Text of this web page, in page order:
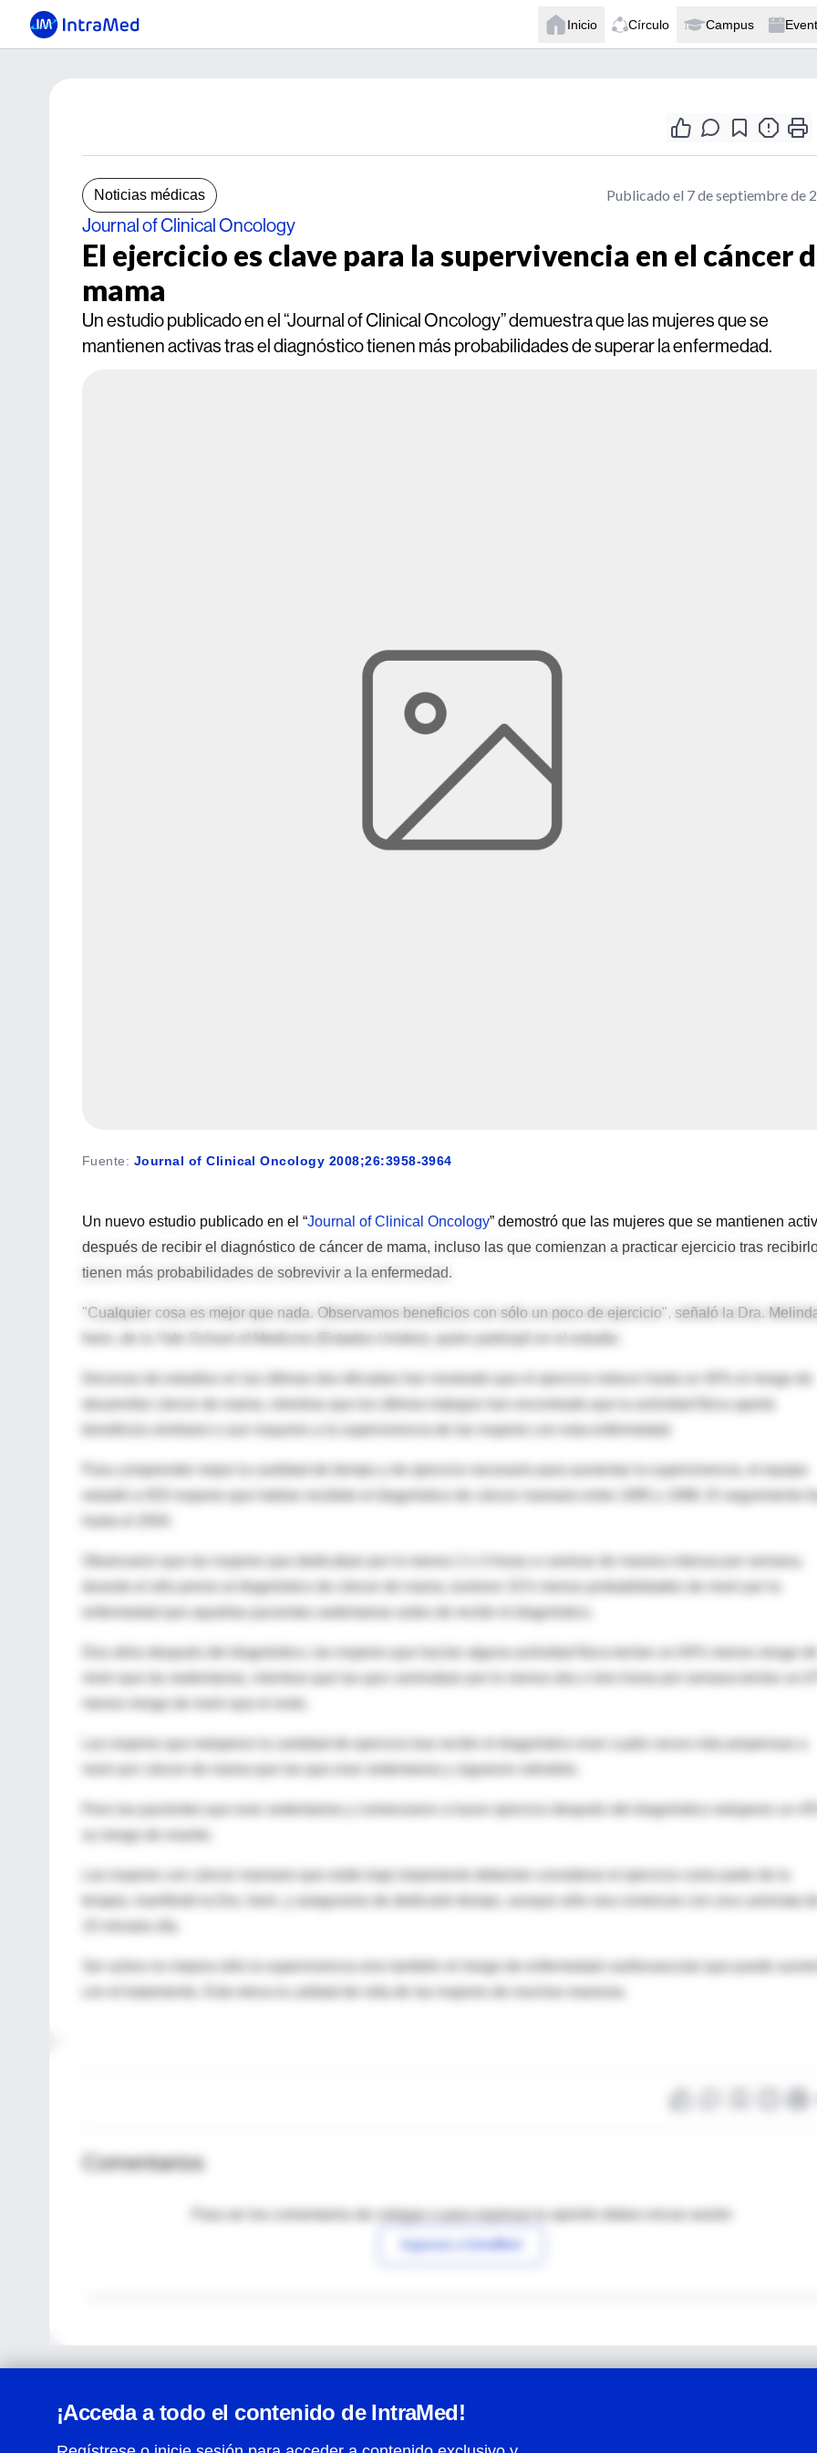
Inicio Círculo Campus
Noticias médicas Publicado el 7 de septiembre de
Journal of Clinical Oncology
El ejercicio es clave para la supervivencia en el cáncer
mama
Un estudio publicado en el “Journal of Clinical Oncology” demuestra que las mujeres que se
mantienen activas tras el diagnóstico tienen más probabilidades de superar la enfermedad.
Fuente: Journal of Clinical Oncology 2008;26:3958-3964
Un nuevo estudio publicado en el “Journal of Clinical Oncology” demostró que las mujeres que se mantienen
después de recibir el diagnóstico de cáncer de mama, incluso las que comienzan a practicar ejercicio tras
tienen más probabilidades de sobrevivir a la enfermedad.
"Cualquier cosa es mejor que nada. Observamos beneficios con sólo un poco de ejercicio", señaló la Dra.
Irwin, de la Yale School of Medicine (Estados Unidos), quien participó en el estudio.
Decenas de estudios en las últimas dos décadas han mostrado que el ejercicio reduce hasta un 40% el riesgo de
desarrollar cáncer de mama, mientras que los últimos trabajos han encontrado que la actividad física aporta
beneficios similares o aun mayores a la supervivencia de las mujeres con esta enfermedad.
Para comprender mejor la cantidad de tiempo y de ejercicio necesario para aumentar la supervivencia, el equipo
estudió a 933 mujeres que habían recibido el diagnóstico de cáncer mamario entre 1995 y 1998. El seguimiento
durante el año previo al diagnóstico de cáncer de mama, tuvieron 31% menos probabilidades de morir por la
enfermedad que aquellas pacientes sedentarias antes de recibir el diagnóstico.
Dos años después del diagnóstico, las mujeres que hacían alguna actividad física tenían un 64% menos riesgo
menos riesgo de morir que el resto.
Las mujeres que redujeron la cantidad de ejercicio tras recibir el diagnóstico eran cuatro veces más propensas a
morir por cáncer de mama que las que eran sedentarias y siguieron siéndolo.
Pero las pacientes que eran sedentarias y comenzaron a hacer ejercicio después del diagnóstico redujeron un
su riesgo de muerte.
terapia, manifestó la Dra. Irwin, y asegurarse de dedicarle tiempo, aunque sólo sea comenzar con una caminata
Ser activo no mejora sólo la supervivencia sino también el riesgo de enfermedad cardiovascular que puede
Comentarios
Para ver los comentarios de colegas o para expresar tu opinión debes iniciar sesión
Ingresar a IntraMed
¡Acceda a todo el contenido de IntraMed!